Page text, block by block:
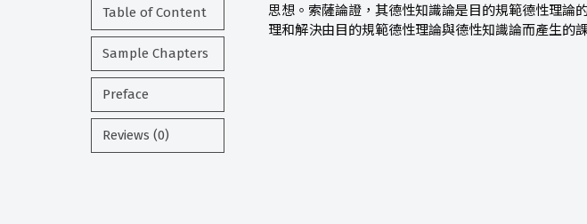
Table of Content
Sample Chapters
Preface
Reviews (0)
思想。索薩論證，其德性知識論是目的規範德性理論
理和解決由目的規範德性理論與德性知識論而產生的